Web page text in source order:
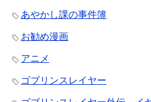
あやかし課の事件簿
お勧め漫画
アニメ
ゴブリンスレイヤー